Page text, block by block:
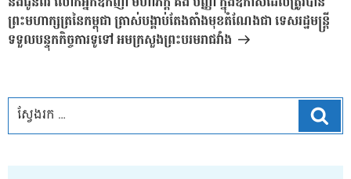
ព្រះមហាក្សត្រនៃកម្ពុជា ត្រាស់បង្គាប់តែងតាំងមុខតំណែងជា ទេសរដ្ឋមន្រ្តី
ទទួលបន្ទុកកិច្ចការទូទៅ អមក្រសួងព្រះបរមរាជវាំង